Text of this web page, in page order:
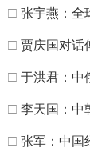
□ 张宇燕：全
□ 贾庆国对话
□ 于洪君：中
□ 李天国：中
□ 张军：中国